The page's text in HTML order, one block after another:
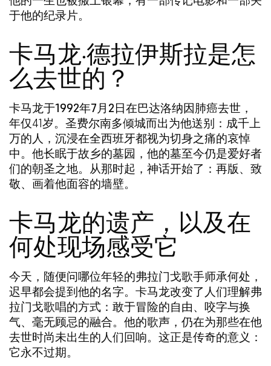
于他的纪录片。
卡马龙·德拉伊斯拉是怎
么去世的？
卡马龙于1992年7月2日在巴达洛纳因肺癌去世，
年仅41岁。圣费尔南多倾城而出为他送别：成千上
万的人，沉浸在全西班牙都视为切身之痛的哀悼
中。他长眠于故乡的墓园，他的墓至今仍是爱好者
们的朝圣之地。从那时起，神话开始了：再版、致
敬、画着他面容的墙壁。
卡马龙的遗产，以及在
何处现场感受它
今天，随便问哪位年轻的弗拉门戈歌手师承何处，
迟早都会提到他的名字。卡马龙改变了人们理解弗
拉门戈歌唱的方式：敢于冒险的自由、咬字与换
气、毫无顾忌的融合。他的歌声，仍在为那些在他
去世时尚未出生的人们回响。这正是传奇的意义：
它永不过期。